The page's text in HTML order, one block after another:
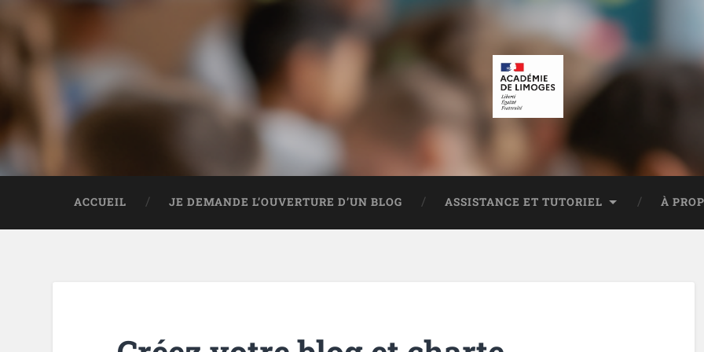
ACCUEIL JE DEMANDE L’OUVERTURE D’UN BLOG ASSISTANCE ET TUTORIEL À